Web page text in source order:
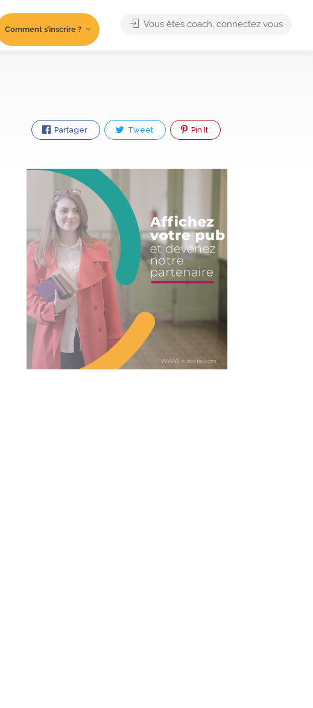
Comment s’inscrire ? Vous êtes coach, connectez vous
Partager Tweet Pin It